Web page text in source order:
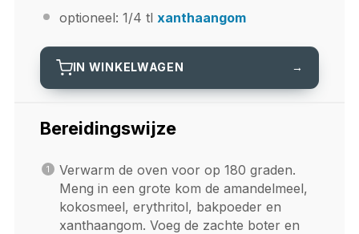
optioneel: 1/4 tl xanthaangom
IN WINKELWAGEN →
Bereidingswijze
Verwarm de oven voor op 180 graden.
Meng in een grote kom de amandelmeel,
kokosmeel, erythritol, bakpoeder en
xanthaangom. Voeg de zachte boter en